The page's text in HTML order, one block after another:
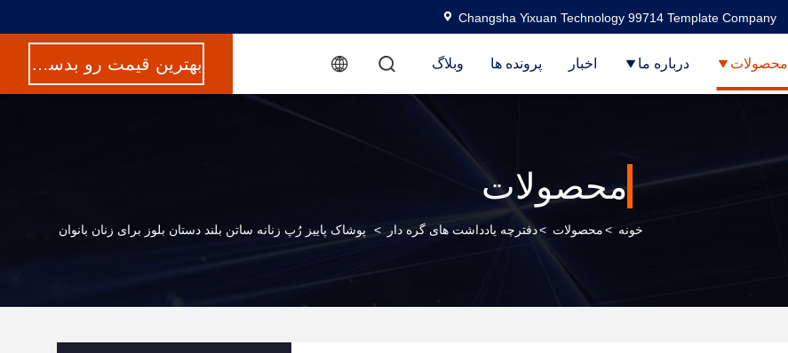
Changsha Yixuan Technology 99714 Template Company
محصولات درباره ما اخبار پرونده ها وبلاگ بهترین قیمت رو بدست بیار
محصولات
خونه >محصولات >دفترچه یادداشت های گره دار > پوشاک پاییز رُپ زنانه ساتن بلند دستان بلوز برای زنان بانوان